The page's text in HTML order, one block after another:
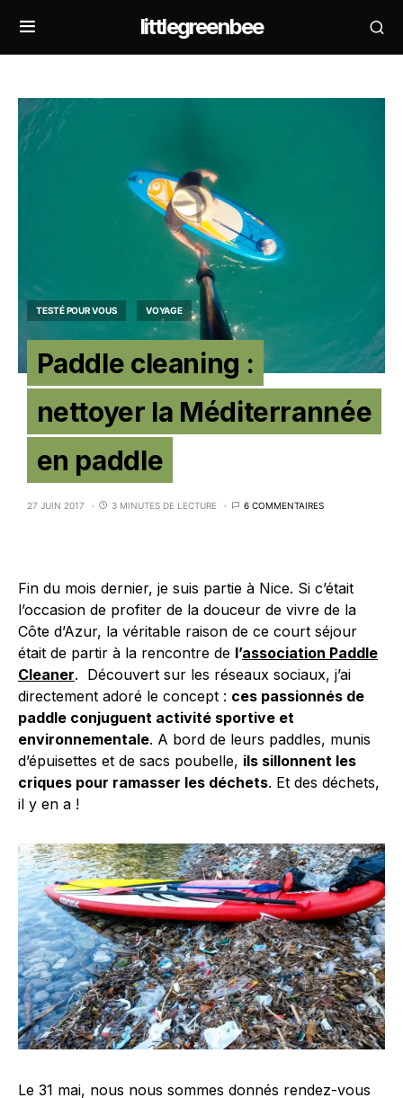
littlegreenbee
TESTÉ POUR VOUS VOYAGE
Paddle cleaning :
nettoyer la Méditerrannée
en paddle
27 JUIN 2017 3 MINUTES DE LECTURE 6 COMMENTAIRES
Fin du mois dernier, je suis partie à Nice. Si c’était
l’occasion de profiter de la douceur de vivre de la
Côte d’Azur, la véritable raison de ce court séjour
était de partir à la rencontre de l’association Paddle
Cleaner. Découvert sur les réseaux sociaux, j’ai
directement adoré le concept : ces passionnés de
paddle conjuguent activité sportive et
environnementale. A bord de leurs paddles, munis
d’épuisettes et de sacs poubelle, ils sillonnent les
criques pour ramasser les déchets. Et des déchets,
il y en a !
Le 31 mai, nous nous sommes donnés rendez-vous